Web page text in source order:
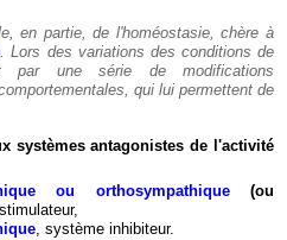
en partie, de l'homéostasie, chère à
. Lors des variations des conditions de
par une série de modifications
qui lui permettent de
systèmes antagonistes de l'activité
ou orthosympathique(ou
, système inhibiteur.